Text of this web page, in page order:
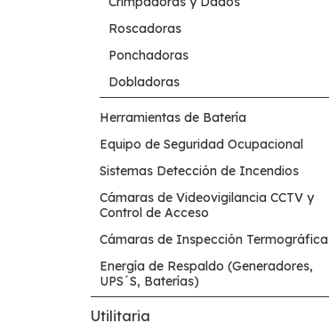
Roscadoras
Ponchadoras
Dobladoras
Herramientas de Batería
Equipo de Seguridad Ocupacional
Sistemas Detección de Incendios
Cámaras de Videovigilancia CCTV y
Control de Acceso
Cámaras de Inspección Termográfica
Energía de Respaldo (Generadores,
UPS´S, Baterías)
Utilitaria